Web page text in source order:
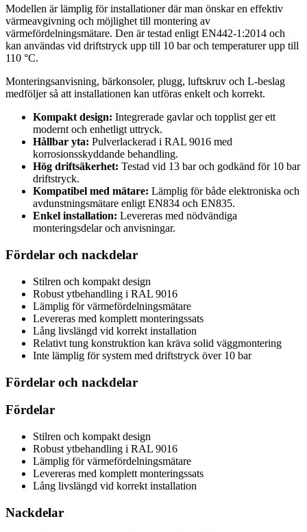
Modellen är lämplig för installationer där man önskar en effektiv
värmeavgivning och möjlighet till montering av
värmefördelningsmätare. Den är testad enligt EN442-1:2014 och
kan användas vid driftstryck upp till 10 bar och temperaturer upp till
110 °C.
Monteringsanvisning, bärkonsoler, plugg, luftskruv och L-beslag
medföljer så att installationen kan utföras enkelt och korrekt.
Kompakt design: Integrerade gavlar och topplist ger ett
modernt och enhetligt uttryck.
Hållbar yta: Pulverlackerad i RAL 9016 med
korrosionsskyddande behandling.
Hög driftsäkerhet: Testad vid 13 bar och godkänd för 10 bar
driftstryck.
Kompatibel med mätare: Lämplig för både elektroniska och
avdunstningsmätare enligt EN834 och EN835.
Enkel installation: Levereras med nödvändiga
monteringsdelar och anvisningar.
Fördelar och nackdelar
Stilren och kompakt design
Robust ytbehandling i RAL 9016
Lämplig för värmefördelningsmätare
Levereras med komplett monteringssats
Lång livslängd vid korrekt installation
Relativt tung konstruktion kan kräva solid väggmontering
Inte lämplig för system med driftstryck över 10 bar
Fördelar och nackdelar
Fördelar
Stilren och kompakt design
Robust ytbehandling i RAL 9016
Lämplig för värmefördelningsmätare
Levereras med komplett monteringssats
Lång livslängd vid korrekt installation
Nackdelar